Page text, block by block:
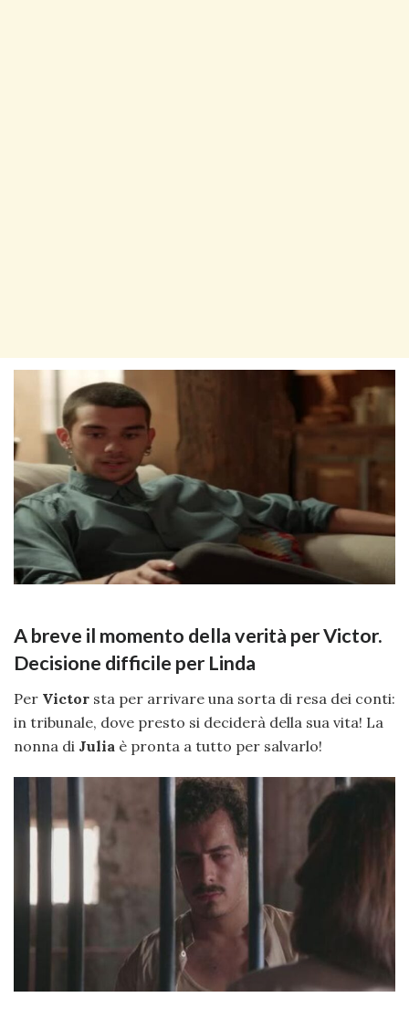
A breve il momento della verità per Victor.
Decisione difficile per Linda
Per Victor sta per arrivare una sorta di resa dei conti:
in tribunale, dove presto si deciderà della sua vita! La
nonna di Julia è pronta a tutto per salvarlo!